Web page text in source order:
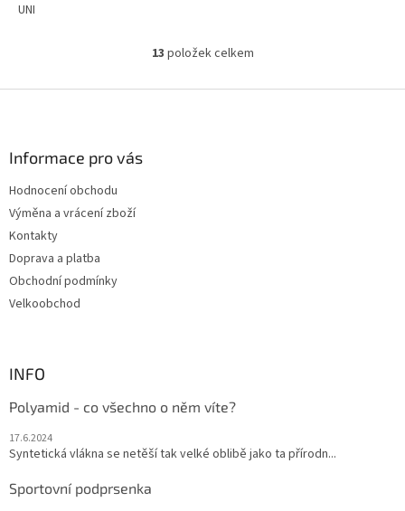
UNI
O
l
13 položek celkem
Informace pro vás
Hodnocení obchodu
Výměna a vrácení zboží
Kontakty
Doprava a platba
Obchodní podmínky
Velkoobchod
INFO
Polyamid - co všechno o něm víte?
17.6.2024
Syntetická vlákna se netěší tak velké oblibě jako ta přírodn...
Sportovní podprsenka